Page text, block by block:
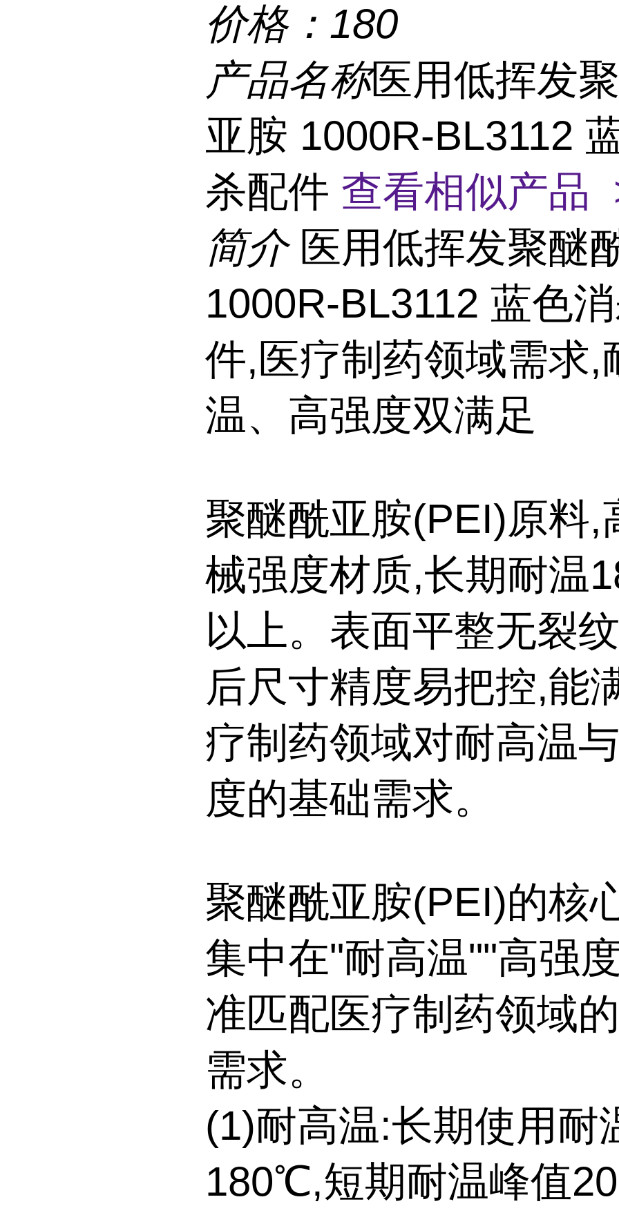
价格： 180
产品名称医用低挥发
亚胺 1000R-BL3112
杀配件 查看相似产品
简介 医用低挥发聚醚
1000R-BL3112 蓝色
件,医疗制药领域需求,
温、高强度双满足
聚醚酰亚胺(PEI)原料,
械强度材质,长期耐温
以上。表面平整无裂
后尺寸精度易把控,能
疗制药领域对耐高温
度的基础需求。
聚醚酰亚胺(PEI)的核
集中在"耐高温""高强
准匹配医疗制药领域
需求。
(1)耐高温:长期使用耐
180℃,短期耐温峰值